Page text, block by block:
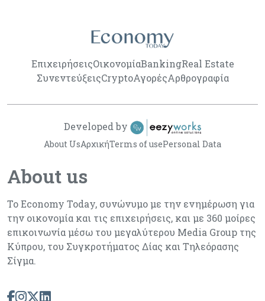
ΕπιχειρήσειςΟικονομίαBankingReal Estate
ΣυνεντεύξειςCryptoΑγορέςΑρθρογραφία
About us
Το Economy Today, συνώνυμο με την ενημέρωση για
την οικονομία και τις επιχειρήσεις, και με 360 μοίρες
επικοινωνία μέσω του μεγαλύτερου Media Group της
Κύπρου, του Συγκροτήματος Δίας και Τηλεόρασης
Σίγμα.
About UsΑρχικήTerms of usePersonal Data
Developed by